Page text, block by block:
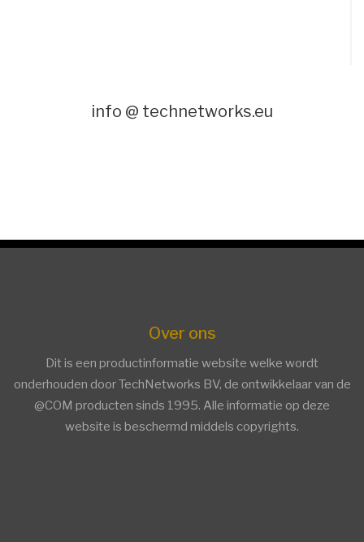
info @ technetworks.eu
Over ons
Dit is een productinformatie website welke wordt
onderhouden door TechNetworks BV, de ontwikkelaar van de
@COM producten sinds 1995. Alle informatie op deze
website is beschermd middels copyrights.